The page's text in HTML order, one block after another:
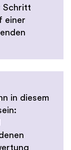
Schritt
einer
in diesem